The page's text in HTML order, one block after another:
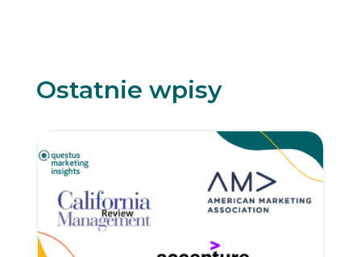
Ostatnie wpisy